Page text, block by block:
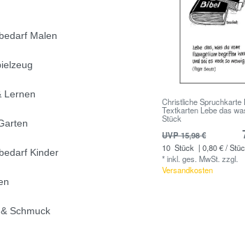
Malen
Lernen
Kinder
Schmuck
Christliche Spruchkarte
Textkarten Lebe das
Stück
UVP 15,98 €
10 Stück | 0,80 € /
*inkl. ges. MwSt. zzgl.
Versandkosten